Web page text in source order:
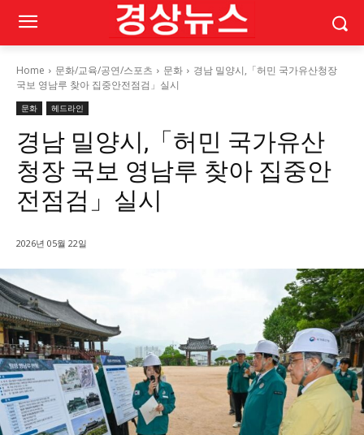
Home 문화/교육/공연/스포츠 문화
경남 밀양시,「허민 국가유산청장
국보 영남루 찾아 집중안전점검」실시
문화 헤드라인
경남 밀양시,「허민 국가유산
청장 국보 영남루 찾아 집중안
전점검」실시
2026년 05월 22일